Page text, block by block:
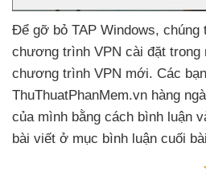
Để gỡ bỏ TAP Windows, chúng
chương trình VPN cài đặt trong
chương trình VPN mới. Các
ThuThuatPhanMem.vn hàng
của mình bằng cách bình luận
bài viết ở mục bình luận cuối